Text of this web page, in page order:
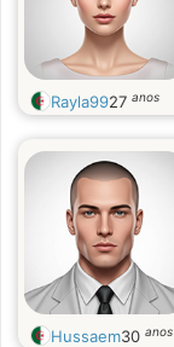
Rayla9927 anos
Hussaem30 anos